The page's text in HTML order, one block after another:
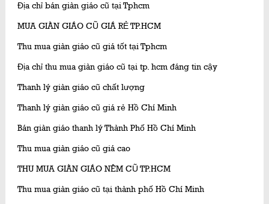
Địa chỉ bán giàn giáo cũ tại Tphcm
MUA GIÀN GIÁO CŨ GIÁ RẺ TP.HCM
Thu mua giàn giáo cũ giá tốt tại Tphcm
Địa chỉ thu mua giàn giáo cũ tại tp. hcm đáng tin cậy
Thanh lý giàn giáo cũ chất lượng
Thanh lý giàn giáo cũ giá rẻ Hồ Chí Minh
Bán giàn giáo thanh lý Thành Phố Hồ Chí Minh
Thu mua giàn giáo cũ giá cao
THU MUA GIÀN GIÁO NÊM CŨ TP.HCM
Thu mua giàn giáo cũ tại thành phố Hồ Chí Minh